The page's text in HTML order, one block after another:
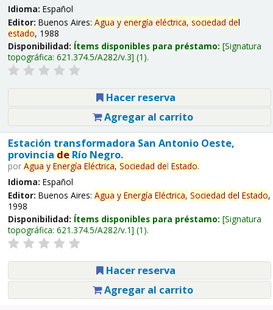
Idioma: Español
Editor: Buenos Aires: Agua y energía eléctrica, sociedad del
estado, 1988
Disponibilidad: Ítems disponibles para préstamo: Signatura
topográfica: 621.374.5/A282/v.3 (1).
Hacer reserva
Agregar al carrito
Estación transformadora San Antonio Oeste,
provincia deRío Negro.
por Agua y Energía Eléctrica, Sociedad del Estado.
Idioma: Español
Editor: Buenos Aires: Agua y Energía Eléctrica, Sociedad del Estado,
1998
Disponibilidad: Ítems disponibles para préstamo: Signatura
topográfica: 621.374.5/A282/v.1 (1).
Hacer reserva
Agregar al carrito